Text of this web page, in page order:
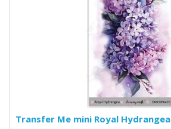
Transfer Me mini Royal Hydrangea